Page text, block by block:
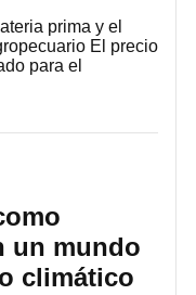
prima y el
El precio
para el
un mundo
climático